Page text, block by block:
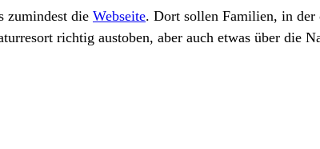
zumindest die Webseite. Dort sollen Familien, in der
richtig austoben, aber auch etwas über die